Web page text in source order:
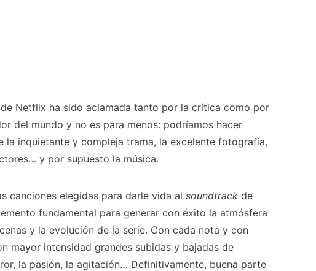
del mundo y no es para menos: podríamos hacer
la inquietante y compleja trama, la excelente fotografía,
y por supuesto la música.
canciones elegidas para darle vida al soundtrack de
fundamental para generar con éxito la atmósfera
y la evolución de la serie. Con cada nota y con
mayor intensidad grandes subidas y bajadas de
la pasión, la agitación… Definitivamente, buena parte